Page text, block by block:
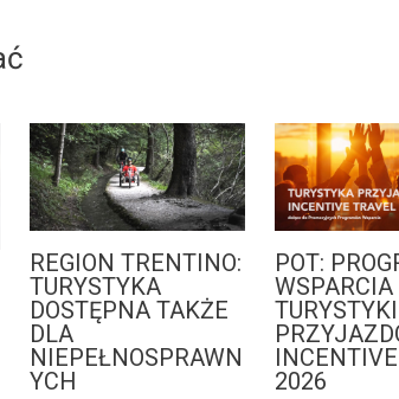
REGION TRENTINO:
TURYSTYKA
DOSTĘPNA TAKŻE
DLA
NIEPEŁNOSPRAWN
YCH
POT:
WSPARCIA
TURYSTYKI
2026